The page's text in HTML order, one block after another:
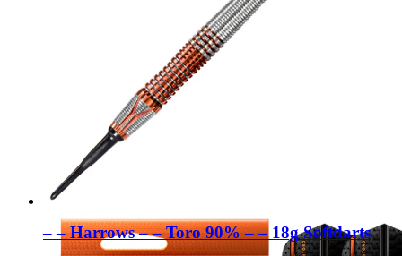
– – Harrows – – Toro 90% – – 18g Softdarts